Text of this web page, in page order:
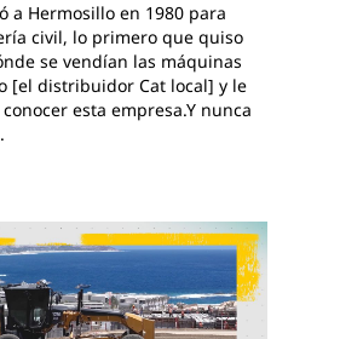
a Hermosillo en 1980 para
civil, lo primero que quiso
se vendían las máquinas
[el distribuidor Cat local] y le
esta empresa.Y nunca